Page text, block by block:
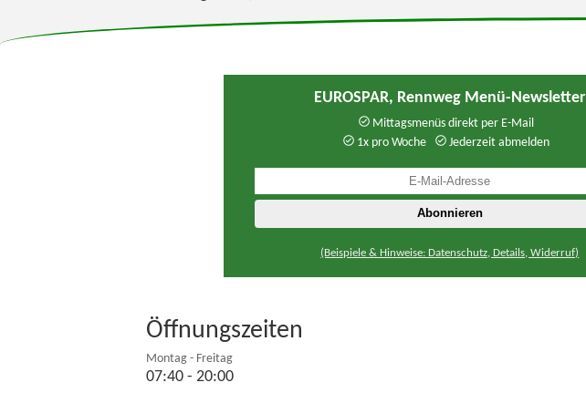
EUROSPAR, Rennweg Menü-Newsletter
Mittagsmenüs direkt per E-Mail
1x pro Woche
Jederzeit abmelden
(Beispiele & Hinweise: Datenschutz, Details, Widerruf)
Öffnungszeiten
Montag - Freitag
07:40 - 20:00